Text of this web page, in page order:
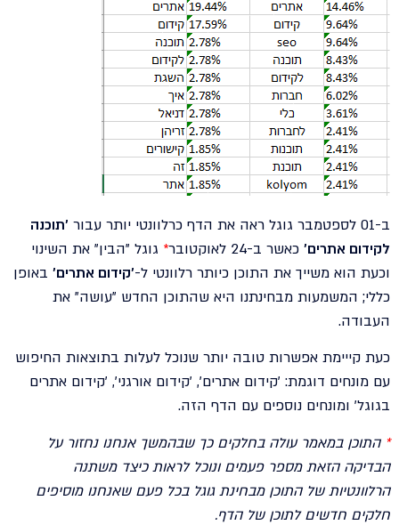
ב-01 לספטמבר גוגל ראה את הדף כרלוונטי יותר עבור
'תוכנה
לקידום אתרים' כאשר ב-24 לאוקטובר * גוגל "הבין" את השינוי
וכעת הוא משייך את התוכן כיותר רלוונטי ל-'קידום אתרים' באופן
כללי; המשמעות מבחינתנו היא שהתוכן החדש "עושה" את
העבודה.
כעת קייימת אפשרות טובה יותר שנוכל לעלות בתוצאות החיפוש
עם מונחים דוגמת: 'קידום אתרים', 'קידום אורגני', 'קידום אתרים
בגוגל' ומונחים נוספים עם הדף הזה.
* התוכן במאמר עולה בחלקים כך שבהמשך אנחנו נחזור על
הבדיקה הזאת מספר פעמים ונוכל לראות כיצד משתנה
הרלוונטיות של התוכן מבחינת גוגל בכל פעם שאנחנו מוסיפים
חלקים חדשים לתוכן של הדף.